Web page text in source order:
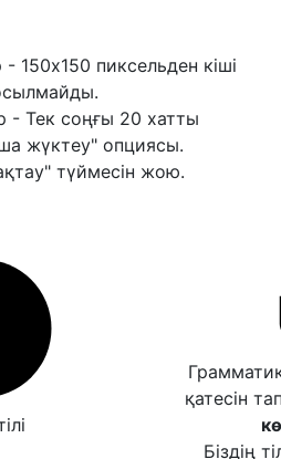
150x150 пиксельден кіші
- Тек соңғы 20 хатты
жүктеу" опциясы.
түймесін жою.
қатесін
Біздің